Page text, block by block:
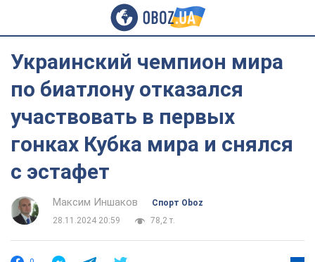
Украинский чемпион мира
по биатлону отказался
участвовать в первых
гонках Кубка мира и снялся
с эстафет
Максим Иншаков
Спорт Oboz
28.11.2024 20:59
78,2 т.